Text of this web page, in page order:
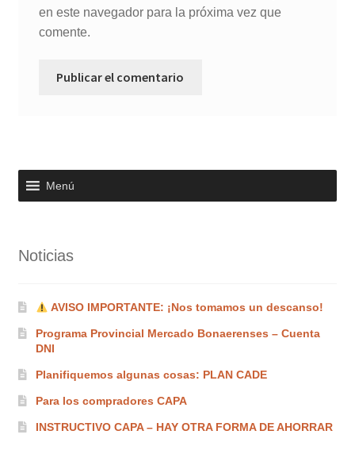
en este navegador para la próxima vez que
comente.
Menú
Noticias
AVISO IMPORTANTE: ¡Nos tomamos un descanso!
Programa Provincial Mercado Bonaerenses – Cuenta
DNI
Planifiquemos algunas cosas: PLAN CADE
Para los compradores CAPA
INSTRUCTIVO CAPA – HAY OTRA FORMA DE AHORRAR